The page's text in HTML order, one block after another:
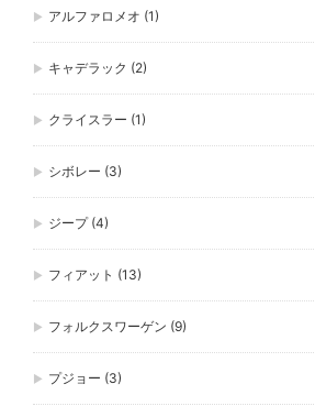
アルファロメオ (1)
キャデラック (2)
クライスラー (1)
シボレー (3)
ジープ(4)
フィアット (13)
フォルクスワーゲン (9)
プジョー (3)